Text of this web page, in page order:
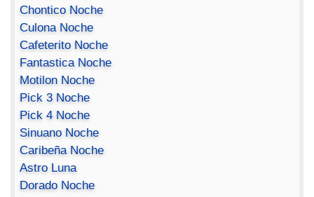
Chontico Noche
Culona Noche
Cafeterito Noche
Fantastica Noche
Motilon Noche
Pick 3 Noche
Pick 4 Noche
Sinuano Noche
Caribeña Noche
Astro Luna
Dorado Noche